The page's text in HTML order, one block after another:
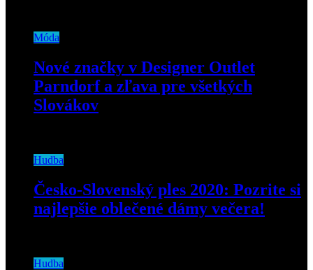
Móda
Nové značky v Designer Outlet
Parndorf a zľava pre všetkých
Slovákov
Hudba
Česko-Slovenský ples 2020: Pozrite si
najlepšie oblečené dámy večera!
Hudba